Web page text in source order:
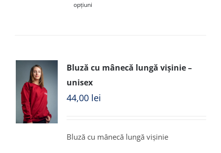
opțiuni
Bluză cu mânecă lungă vișinie –
unisex
44,00 lei
Bluză cu mânecă lungă vișinie